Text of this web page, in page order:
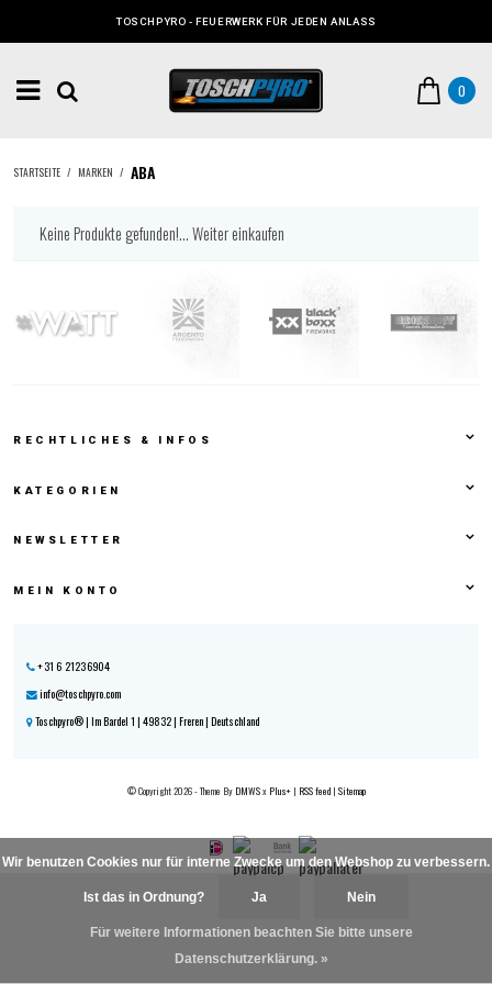
TOSCHPYRO - FEUERWERK FÜR JEDEN ANLASS
0
STARTSEITE / MARKEN / ABA
Keine Produkte gefunden!...Weiter einkaufen
RECHTLICHES & INFOS
KATEGORIEN
NEWSLETTER
MEIN KONTO
+31 6 21236904
info@toschpyro.com
Toschpyro® | Im Bardel 1 | 49832 | Freren | Deutschland
© Copyright 2026 - Theme By DMWSx Plus+| RSS feed| Sitemap
Wir benutzen Cookies nur für interne Zwecke um den Webshop zu verbessern.
Ist das in Ordnung? Ja Nein
Für weitere Informationen beachten Sie bitte unsere
Datenschutzerklärung. »